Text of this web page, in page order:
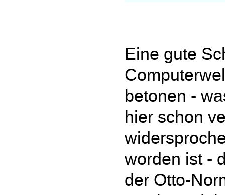
Eine gute
betonen -
hier schon
worden ist -
der Otto-